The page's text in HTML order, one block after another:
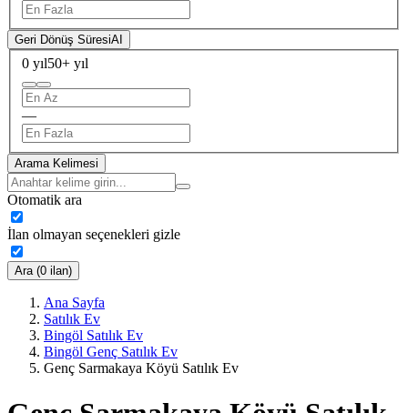
Geri Dönüş SüresiAI
0 yıl50+ yıl
—
Arama Kelimesi
Otomatik ara
İlan olmayan seçenekleri gizle
Ara (0 ilan)
Ana Sayfa
Satılık Ev
Bingöl Satılık Ev
Bingöl Genç Satılık Ev
Genç Sarmakaya Köyü Satılık Ev